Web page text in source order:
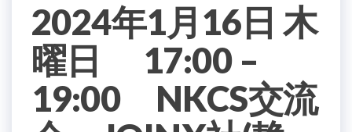
2024年1月16日 木
曜日 17:00 –
19:00 NKCS交流